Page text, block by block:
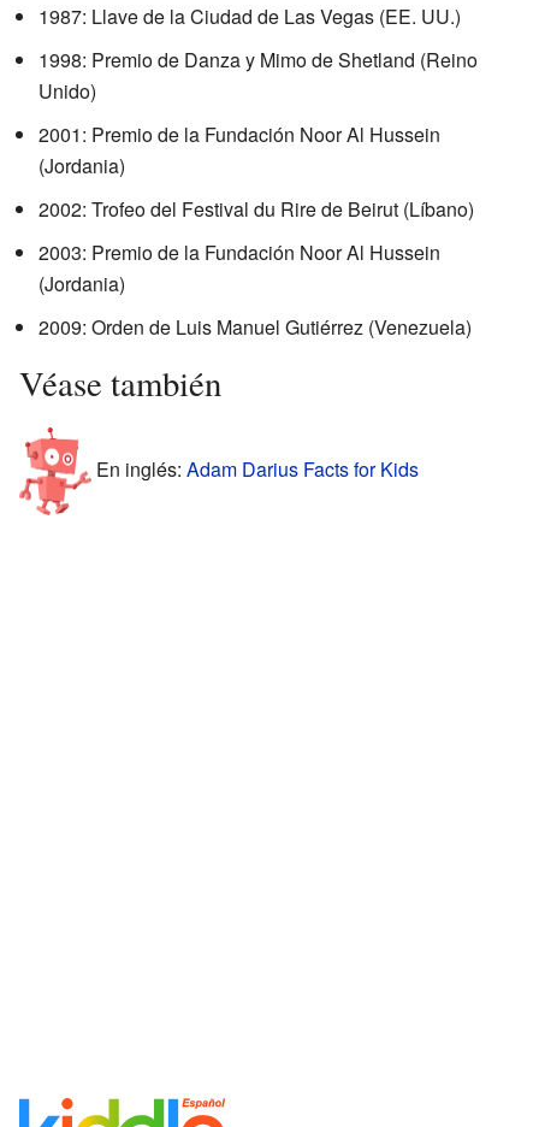
1987: Llave de la Ciudad de Las Vegas (EE. UU.)
1998: Premio de Danza y Mimo de Shetland (Reino
Unido)
2001: Premio de la Fundación Noor Al Hussein
(Jordania)
2002: Trofeo del Festival du Rire de Beirut (Líbano)
2003: Premio de la Fundación Noor Al Hussein
(Jordania)
2009: Orden de Luis Manuel Gutiérrez (Venezuela)
Véase también
En inglés: Adam Darius Facts for Kids